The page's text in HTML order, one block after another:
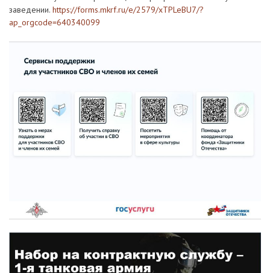
заведении. https://forms.mkrf.ru/e/2579/xTPLeBU7/?
ap_orgcode=640340099